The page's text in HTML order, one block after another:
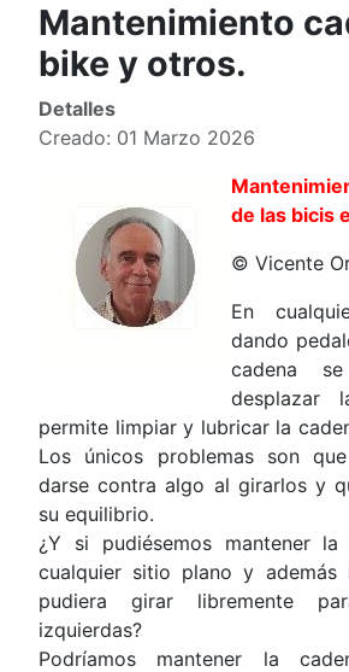
Mantenimiento
bike y otros.
Detalles
Creado: 01 Marzo 2026
de las bicis
© Vicente
En
dando
cadena
permite limpiar y lubricar la
Los únicos problemas son
darse contra algo al girarlos y
su equilibrio.
¿Y si pudiésemos mantener
cualquier sitio plano y además
pudiera girar libremente
izquierdas?
Podríamos mantener la